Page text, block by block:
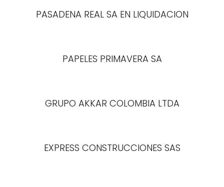
PASADENA REAL SA EN LIQUIDACION
PAPELES PRIMAVERA SA
GRUPO AKKAR COLOMBIA LTDA
EXPRESS CONSTRUCCIONES SAS